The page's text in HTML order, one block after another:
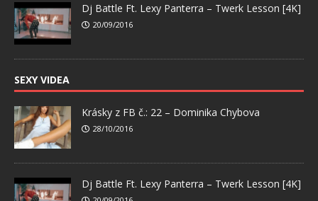
Dj Battle Ft. Lexy Panterra – Twerk Lesson [4K]
20/09/2016
SEXY VIDEA
Krásky z FB č.: 22 – Dominika Chybova
28/10/2016
Dj Battle Ft. Lexy Panterra – Twerk Lesson [4K]